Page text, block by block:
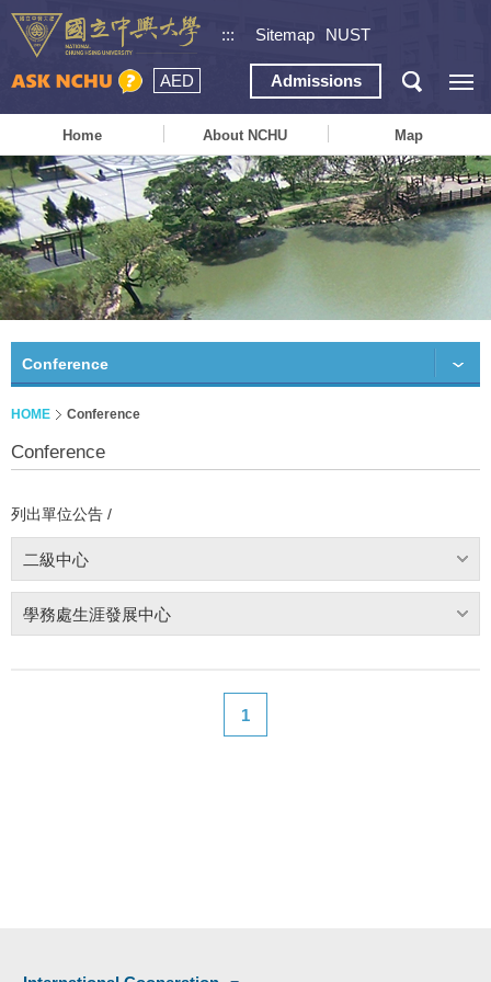
::: Sitemap NUST
AED Admissions
Home About NCHU Map
Conference
HOME Conference
Conference
列出單位公告 /
二級中心
學務處生涯發展中心
1